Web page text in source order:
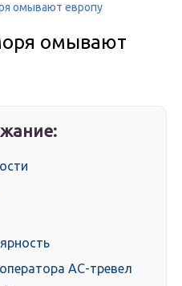
омывают европу
омывают
АС-тревел